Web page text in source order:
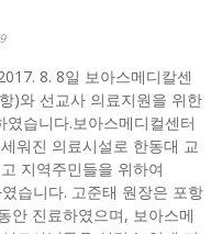
8. 8일 보아스메디칼센
)와 선교사 의료지원을 위한
습니다.보아스메디컬센터
워진 의료시설로 한동대 교
지역주민들을 위하여
습니다. 고준태 원장은 포항
안 진료하였으며, 보아스메